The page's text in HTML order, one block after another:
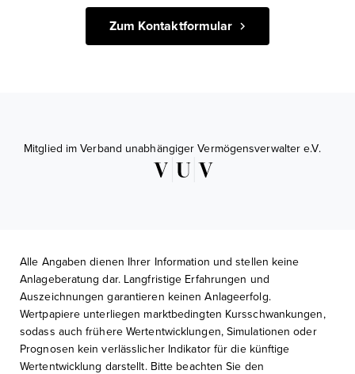
Zum Kontaktformular
Mitglied im Verband unabhängiger Vermögensverwalter e.V.
Alle Angaben dienen Ihrer Information und stellen keine
Anlageberatung dar. Langfristige Erfahrungen und
Auszeichnungen garantieren keinen Anlageerfolg.
Wertpapiere unterliegen marktbedingten Kursschwankungen,
sodass auch frühere Wertentwicklungen, Simulationen oder
Prognosen kein verlässlicher Indikator für die künftige
Wertentwicklung darstellt. Bitte beachten Sie den